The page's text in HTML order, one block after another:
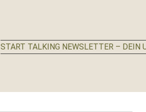
START TALKING NEWSLETTER – DEIN